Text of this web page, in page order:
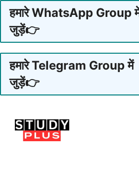
हमारे WhatsApp Group
जुड़ें👉
हमारे Telegram Group में
जुड़ें👉
content